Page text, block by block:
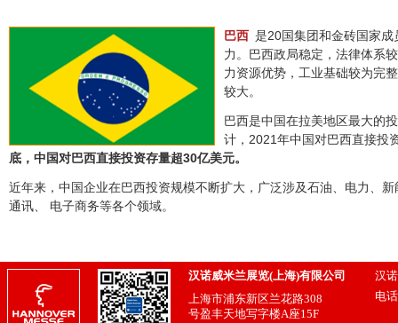
巴西 是20国集团和金砖国家
力。巴西政局稳定，法律体系
力资源优势，工业基础较为完
较大。
巴西是中国在拉美地区最大的
计，2021年中国对巴西直接投
底，中国对巴西直接投资存量超30亿美元。
近年来，中国企业在巴西投资规模不断扩大，广泛涉及石油、电力、
通讯、 电子商务等各个领域。
汉诺威米兰展览(上海)有限公司
上海市浦东新区兰花路308
号盈丰天地写字楼A座15F
汉
电